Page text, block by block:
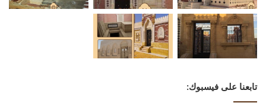
تابعنا على فيسبوك: